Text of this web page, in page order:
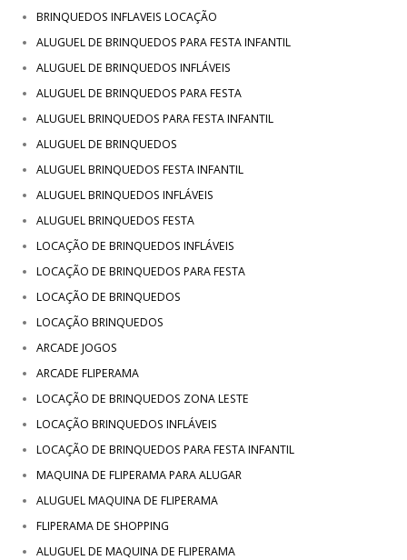
BRINQUEDOS INFLAVEIS LOCAÇÃO
ALUGUEL DE BRINQUEDOS PARA FESTA INFANTIL
ALUGUEL DE BRINQUEDOS INFLÁVEIS
ALUGUEL DE BRINQUEDOS PARA FESTA
ALUGUEL BRINQUEDOS PARA FESTA INFANTIL
ALUGUEL DE BRINQUEDOS
ALUGUEL BRINQUEDOS FESTA INFANTIL
ALUGUEL BRINQUEDOS INFLÁVEIS
ALUGUEL BRINQUEDOS FESTA
LOCAÇÃO DE BRINQUEDOS INFLÁVEIS
LOCAÇÃO DE BRINQUEDOS PARA FESTA
LOCAÇÃO DE BRINQUEDOS
LOCAÇÃO BRINQUEDOS
ARCADE JOGOS
ARCADE FLIPERAMA
LOCAÇÃO DE BRINQUEDOS ZONA LESTE
LOCAÇÃO BRINQUEDOS INFLÁVEIS
LOCAÇÃO DE BRINQUEDOS PARA FESTA INFANTIL
MAQUINA DE FLIPERAMA PARA ALUGAR
ALUGUEL MAQUINA DE FLIPERAMA
FLIPERAMA DE SHOPPING
ALUGUEL DE MAQUINA DE FLIPERAMA